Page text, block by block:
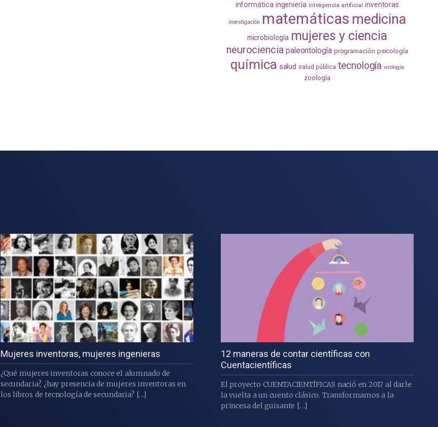
informática ingeniería inteligencia artificial inventoras
investigación matemáticas medicina
microbiología mujeres y ciencia
neurociencia paleontología programación psicología
química salud salud pública tecnología virología
zoología
Mujeres inventoras, mujeres ingenieras
¿Qué mujeres inventoras conoce el alumnado de
secundaria?, ¿hay presencia de mujeres inventoras en
los libros de tecnología de secundaria? […]
12 maneras de contar científicas con
Cuentacientíficas
El proyecto CUENTACIENTÍFICAS nació en 2017 al darle
la vuelta a un cuento clásico. Transformamos a la
princesa del guisante […]